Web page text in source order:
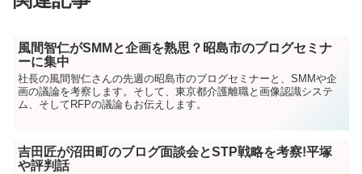
風間智仁がSMMと企画を熟思？昭島市のブログセミナ
ーに集中
社長の風間智仁さんの先週の昭島市のブログセミナーと、SMMや企
画の議論を考察します。そして、東京都介護離職と画像認識システ
ム、そしてRFPの議論もお伝えします。
吉田匠が沼田町のブログ面談会とSTP戦略を考察!平塚
や評判話